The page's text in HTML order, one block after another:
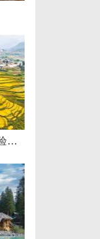
深入解析丫丫影院：打造极致观影体验的全方位平台